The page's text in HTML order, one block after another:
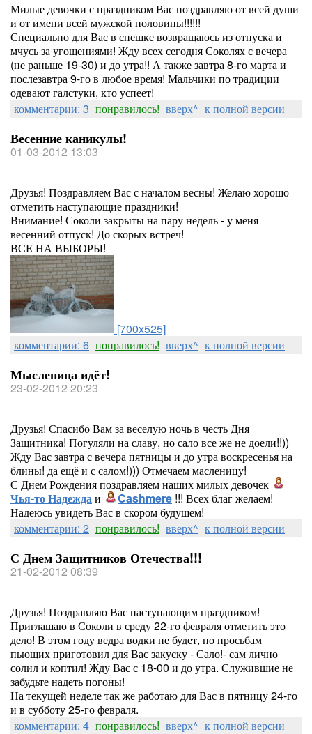
Милые девочки с праздником Вас поздравляю от всей души
и от имени всей мужской половины!!!!!!
Специально для Вас в спешке возвращаюсь из отпуска и
мчусь за угощениями! Жду всех сегодня Соколях с вечера
(не раньше 19-30) и до утра!! А также завтра 8-го марта и
послезавтра 9-го в любое время! Мальчики по традиции
одевают галстуки, кто успеет!
комментарии: 3 понравилось! вверх^ к полной версии
Весенние каникулы!
01-03-2012 13:03
Друзья! Поздравляем Вас с началом весны! Желаю хорошо
отметить наступающие праздники!
Внимание! Соколи закрыты на пару недель - у меня
весенний отпуск! До скорых встреч!
ВСЕ НА ВЫБОРЫ!
[700x525]
комментарии: 6 понравилось! вверх^ к полной версии
Мысленица идёт!
23-02-2012 20:23
Друзья! Спасибо Вам за веселую ночь в честь Дня
Защитника! Погуляли на славу, но сало все же не доели!!))
Жду Вас завтра с вечера пятницы и до утра воскресенья на
блины! да ещё и с салом!))) Отмечаем масленицу!
С Днем Рождения поздравляем наших милых девочек
Чья-то Надеждаи Cashmere !!! Всех благ желаем!
Надеюсь увидеть Вас в скором будущем!
комментарии: 2 понравилось! вверх^ к полной версии
С Днем Защитников Отечества!!!
21-02-2012 08:39
Друзья! Поздравляю Вас наступающим праздником!
Приглашаю в Соколи в среду 22-го февраля отметить это
дело! В этом году ведра водки не будет, по просьбам
пьющих приготовил для Вас закуску - Сало!- сам лично
солил и коптил! Жду Вас с 18-00 и до утра. Служившие не
забудьте надеть погоны!
На текущей неделе так же работаю для Вас в пятницу 24-го
и в субботу 25-го февраля.
комментарии: 4 понравилось! вверх^ к полной версии